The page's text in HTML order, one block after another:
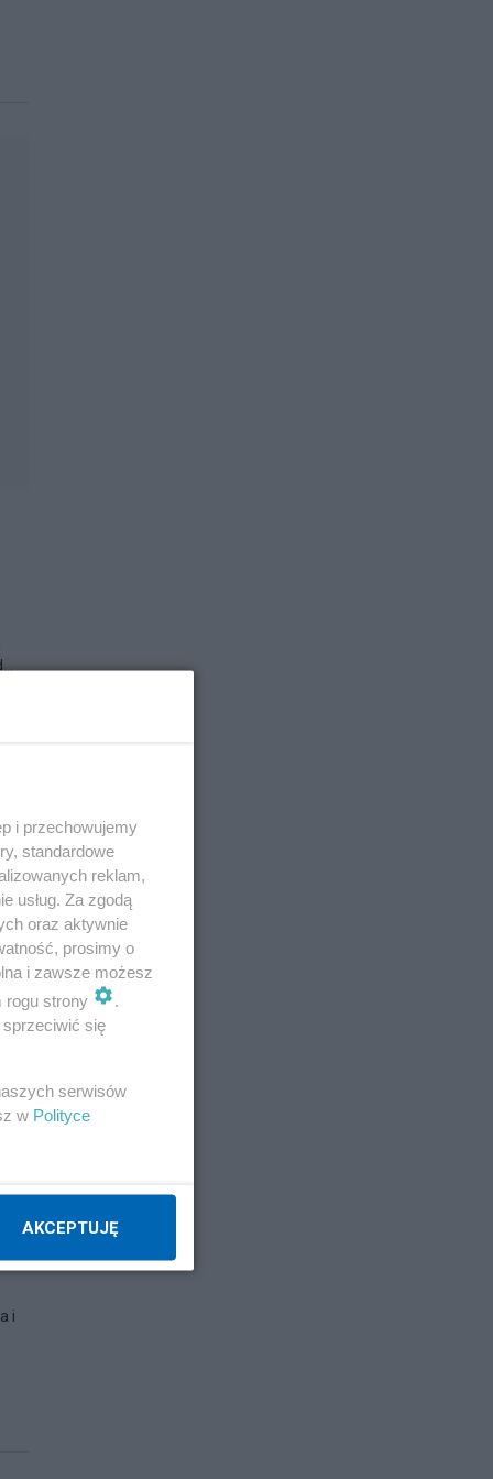
i
i przechowujemy
standardowe
reklam,
usług. Za zgodą
oraz aktywnie
prosimy o
i zawsze możesz
rogu strony
.
się
serwisów
w Polityce
AKCEPTUJĘ